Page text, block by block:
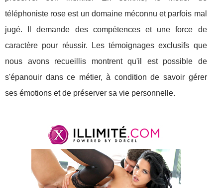
téléphoniste rose est un domaine méconnu et parfois mal
jugé. Il demande des compétences et une force de
caractère pour réussir. Les témoignages exclusifs que
nous avons recueillis montrent qu'il est possible de
s'épanouir dans ce métier, à condition de savoir gérer
ses émotions et de préserver sa vie personnelle.